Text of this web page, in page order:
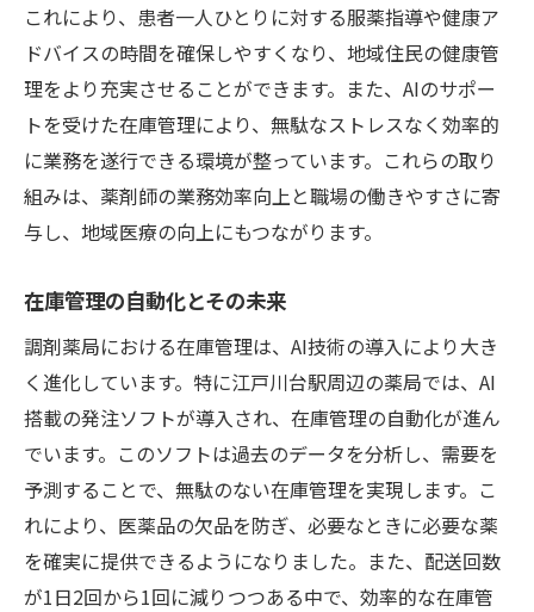
これにより、患者一人ひとりに対する服薬指導や健康ア
ドバイスの時間を確保しやすくなり、地域住民の健康管
理をより充実させることができます。また、AIのサポー
トを受けた在庫管理により、無駄なストレスなく効率的
に業務を遂行できる環境が整っています。これらの取り
組みは、薬剤師の業務効率向上と職場の働きやすさに寄
与し、地域医療の向上にもつながります。
在庫管理の自動化とその未来
調剤薬局における在庫管理は、AI技術の導入により大き
く進化しています。特に江戸川台駅周辺の薬局では、AI
搭載の発注ソフトが導入され、在庫管理の自動化が進ん
でいます。このソフトは過去のデータを分析し、需要を
予測することで、無駄のない在庫管理を実現します。こ
れにより、医薬品の欠品を防ぎ、必要なときに必要な薬
を確実に提供できるようになりました。また、配送回数
が1日2回から1回に減りつつある中で、効率的な在庫管